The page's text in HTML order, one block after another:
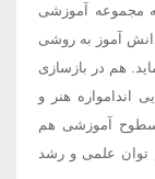
مجموعه آموزشی
آموز به روشی
هم در بازسازی
اندامواره هنر و
سطوح آموزشی هم
علمی و رشد